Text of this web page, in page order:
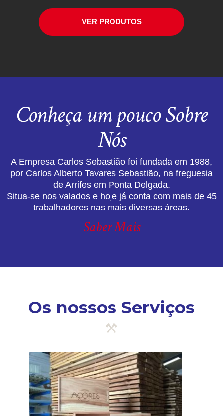
VER PRODUTOS
Conheça um pouco Sobre
Nós
A Empresa Carlos Sebastião foi fundada em 1988,
por Carlos Alberto Tavares Sebastião, na freguesia
de Arrifes em Ponta Delgada.
Situa-se nos valados e hoje já conta com mais de 45
trabalhadores nas mais diversas áreas.
Saber Mais
Os nossos Serviços